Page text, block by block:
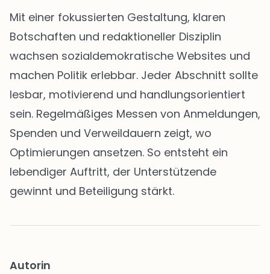
Mit einer fokussierten Gestaltung, klaren
Botschaften und redaktioneller Disziplin
wachsen sozialdemokratische Websites und
machen Politik erlebbar. Jeder Abschnitt sollte
lesbar, motivierend und handlungsorientiert
sein. Regelmäßiges Messen von Anmeldungen,
Spenden und Verweildauern zeigt, wo
Optimierungen ansetzen. So entsteht ein
lebendiger Auftritt, der Unterstützende
gewinnt und Beteiligung stärkt.
Autorin